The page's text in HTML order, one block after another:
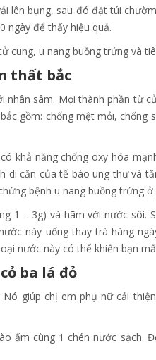
lên bụng, sau đó đặt túi
ngày để thấy hiệu quả.
cung, u nang buồng trứng và
thất bắc
sâm. Mọi thành phần từ
gồm: chống mệt mỏi, chống
khả năng chống oxy hóa
di căn của tế bào ung thư và
bệnh u nang buồng trứng ở
1 – 3g) và hãm với nước sôi.
này uống thay trà hàng
nước này có thể khiến bạn
ba lá đỏ
giúp chị em phụ nữ cải
ấm cùng 1 chén nước sạch.